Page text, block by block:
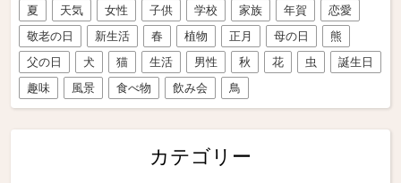
夏
天気 女性 子供 学校 家族 年賀
恋愛
敬老の日
新生活 春 植物 正月 母の日
熊
父の日
犬 猫 生活 男性 秋 花 虫
誕生日
趣味
風景 食べ物 飲み会 鳥
カテゴリー